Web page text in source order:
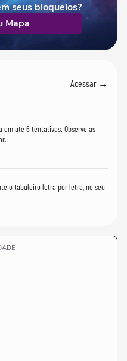
seus bloqueios?
Mapa
Acessar →
em até 6 tentativas. Observe as
o tabuleiro letra por letra, no seu